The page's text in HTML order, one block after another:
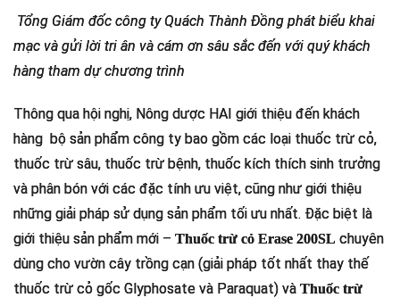
Tổng Giám đốc công ty Quách Thành Đồng phát biểu khai
mạc và gửi lời tri ân và cám ơn sâu sắc đến với quý khách
hàng tham dự chương trình
Thông qua hội nghị, Nông dược HAI giới thiệu đến khách
hàng bộ sản phẩm công ty bao gồm các loại thuốc trừ cỏ,
thuốc trừ sâu, thuốc trừ bệnh, thuốc kích thích sinh trưởng
và phân bón với các đặc tính ưu việt, cũng như giới thiệu
những giải pháp sử dụng sản phẩm tối ưu nhất. Đặc biệt là
giới thiệu sản phẩm mới – Thuốc trừ cỏ Erase 200SL chuyên
dùng cho vườn cây trồng cạn (giải pháp tốt nhất thay thế
thuốc trừ cỏ gốc Glyphosate và Paraquat) và Thuốc trừ